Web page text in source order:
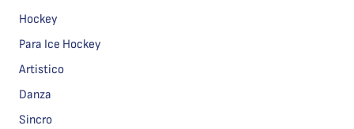
Hockey
Para Ice Hockey
Artistico
Danza
Sincro